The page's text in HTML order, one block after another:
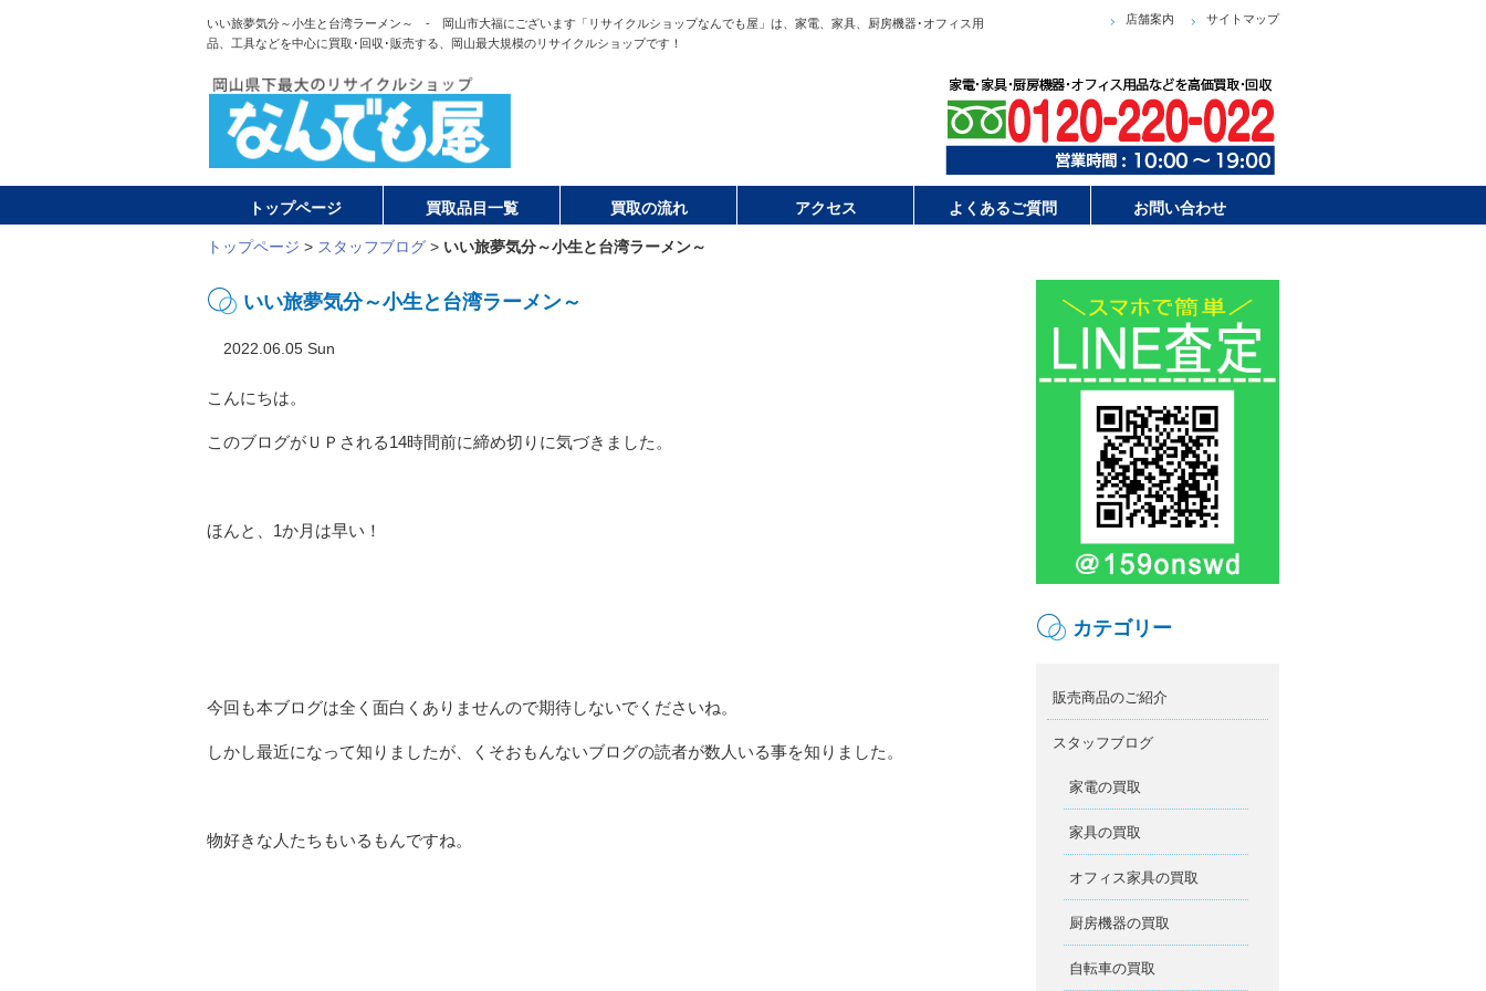
いい旅夢気分～小生と台湾ラーメン～ - 岡山市大福にございます「リサイクルショップなんでも屋」は、家電、家具、厨房機器･オフィス用
品、工具などを中心に買取･回収･販売する、岡山最大規模のリサイクルショップです！
店舗案内 サイトマップ
トップページ 買取品目一覧 買取の流れ アクセス よくあるご質問 お問い合わせ
トップページ > スタッフブログ > いい旅夢気分～小生と台湾ラーメン～
いい旅夢気分～小生と台湾ラーメン～
2022.06.05 Sun
こんにちは。
このブログがＵＰされる14時間前に締め切りに気づきました。
ほんと、1か月は早い！
今回も本ブログは全く面白くありませんので期待しないでくださいね。
しかし最近になって知りましたが、くそおもんないブログの読者が数人いる事を知りました。
物好きな人たちもいるもんですね。
カテゴリー
販売商品のご紹介
スタッフブログ
家電の買取
家具の買取
オフィス家具の買取
厨房機器の買取
自転車の買取